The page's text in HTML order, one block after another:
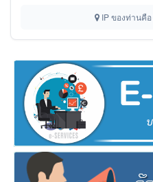
IP ของท่านคือ